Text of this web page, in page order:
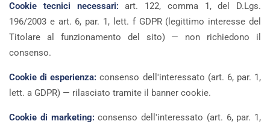
Cookie tecnici necessari: art. 122, comma 1, del D.Lgs.
196/2003 e art. 6, par. 1, lett. f GDPR (legittimo interesse del
Titolare al funzionamento del sito) — non richiedono il
consenso.
Cookie di esperienza: consenso dell'interessato (art. 6, par. 1,
lett. a GDPR) — rilasciato tramite il banner cookie.
Cookie di marketing: consenso dell'interessato (art. 6, par. 1,